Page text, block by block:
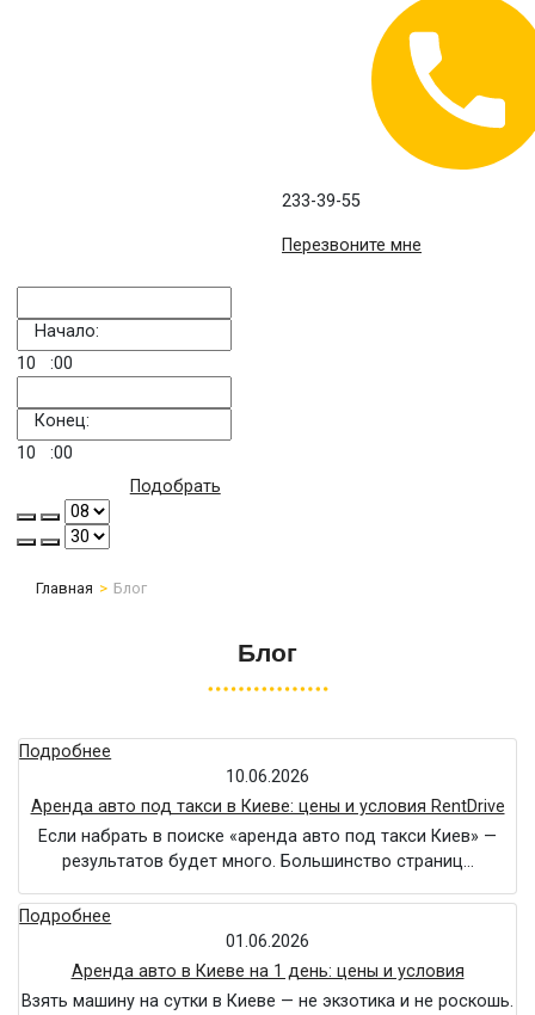
233-39-55
Перезвоните мне
Начало:
10
:00
Конец:
10
:00
Подобрать
Главная Блог
Блог
Подробнее
10.06.2026
Аренда авто под такси в Киеве: цены и условия RentDrive
Если набрать в поиске «аренда авто под такси Киев» —
результатов будет много. Большинство страниц…
Подробнее
01.06.2026
Аренда авто в Киеве на 1 день: цены и условия
Взять машину на сутки в Киеве — не экзотика и не роскошь.